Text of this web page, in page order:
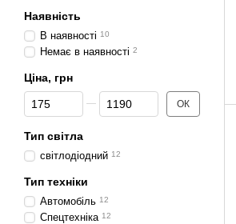
Наявність
В наявності 10
Немає в наявності 2
Ціна, грн
Від Ціна, грн
До Ціна, грн ОК
Тип світла
cвітлодіодний 12
Тип техніки
Автомобіль 12
Спецтехніка 12